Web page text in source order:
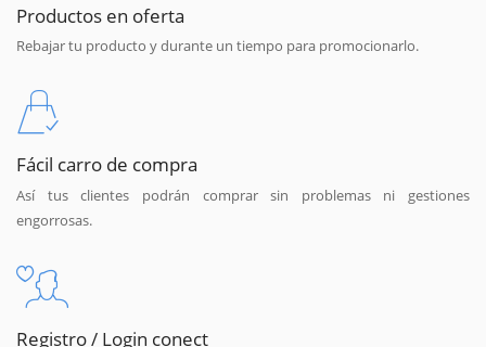
Productos en oferta
Rebajar tu producto y durante un tiempo para promocionarlo.
Fácil carro de compra
Así tus clientes podrán comprar sin problemas ni gestiones
engorrosas.
Registro / Login conect